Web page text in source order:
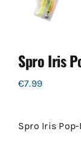
Spro Iris
€7.99
Spro Iris Pop-